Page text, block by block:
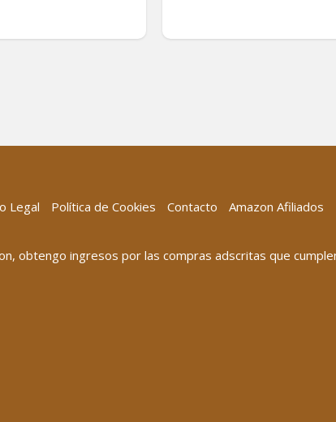
Legal Política de Cookies Contacto Amazon Afiliados
obtengo ingresos por las compras adscritas que